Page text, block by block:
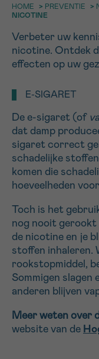
HOME > PREVENTIE >
NICOTINE
Verbeter uw
nicotine. Ontdek
effecten op uw
E-SIGARET
De e-sigaret (of
dat damp
sigaret correct
schadelijke
komen die
hoeveelheden
Toch is het
nog nooit gerookt
de nicotine en je
stoffen inhaleren.
rookstopmiddel,
Sommigen slagen
anderen blijven
Meer weten over
website van de
VOORNAAM
ma-vrij 9u
Via ons
Ik wil graag
Meer weten
TERUG
VOORNAAM
MIJN VRAAG
Ja, stuur mij
KIES DE
9h-11h
11h-13h
Verder